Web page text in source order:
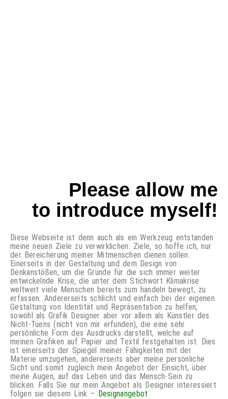
Please allow me
to introduce myself!
Diese Webseite ist denn auch als ein Werkzeug entstanden
meine neuen Ziele zu verwirklichen. Ziele, so hoffe ich, nur
der Bereicherung meiner Mitmenschen dienen sollen.
Einerseits in der Gestaltung und dem Design von
Denkanstößen, um die Gründe für die sich immer weiter
entwickelnde Krise, die unter dem Stichwort Klimakrise
weltweit viele Menschen bereits zum handeln bewegt, zu
erfassen. Andererseits schlicht und einfach bei der eigenen
Gestaltung von Identität und Repräsentation zu helfen,
sowohl als Grafik Designer aber vor allem als Künstler des
Nicht-Tuens (nicht von mir erfunden), die eine sehr
persönliche Form des Ausdrucks darstellt, welche auf
meinen Grafiken auf Papier und Textil festgehalten ist. Dies
ist einerseits der Spiegel meiner Fähigkeiten mit der
Materie umzugehen, andererseits aber meine persönliche
Sicht und somit zugleich mein Angebot der Einsicht, über
meine Augen, auf das Leben und das Mensch-Sein zu
blicken. Falls Sie nur mein Angebot als Designer interessiert
folgen sie diesem Link – Designangebot